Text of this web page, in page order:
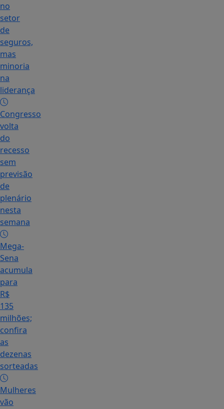
no
setor
de
seguros,
mas
minoria
na
liderança
Congresso
volta
do
recesso
sem
previsão
de
plenário
nesta
semana
Mega-
Sena
acumula
para
R$
135
milhões;
confira
as
dezenas
sorteadas
Mulheres
vão